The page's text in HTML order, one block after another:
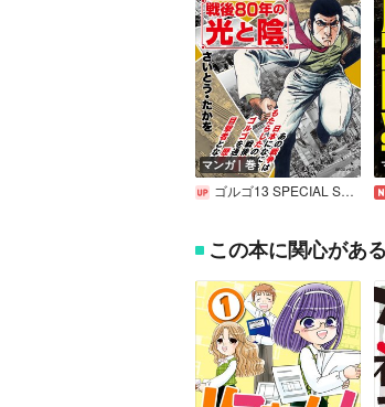
マンガ｜巻
ゴルゴ13 SPECIAL SELECTION
この本に関心があ